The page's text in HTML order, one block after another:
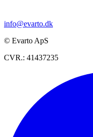
info@evarto.dk
© Evarto ApS
CVR.: 41437235